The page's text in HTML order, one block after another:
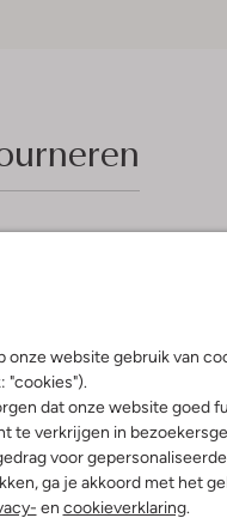
onze website gebruik van
"cookies").
dat onze website goed
te verkrijgen in
voor
ga je akkoord met het
en cookieverklaring.
Deze lage sneaker
model bestaat uit
zwart leer. Extra tof
chunky zool en de
leren voetbed is